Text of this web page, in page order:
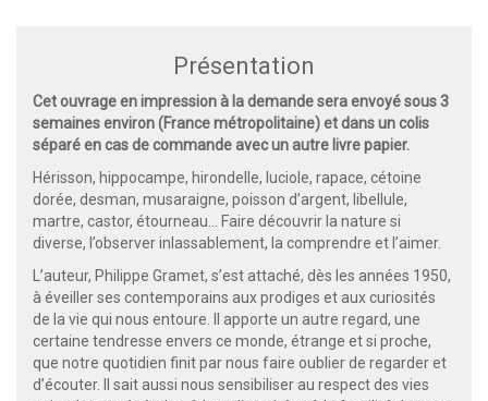
Présentation
Cet ouvrage en impression à la demande sera envoyé sous 3
semaines environ (France métropolitaine) et dans un colis
séparé en cas de commande avec un autre livre papier.
Hérisson, hippocampe, hirondelle, luciole, rapace, cétoine
dorée, desman, musaraigne, poisson d’argent, libellule,
martre, castor, étourneau... Faire découvrir la nature si
diverse, l’observer inlassablement, la comprendre et l’aimer.
L’auteur, Philippe Gramet, s’est attaché, dès les années 1950,
à éveiller ses contemporains aux prodiges et aux curiosités
de la vie qui nous entoure. Il apporte un autre regard, une
certaine tendresse envers ce monde, étrange et si proche,
que notre quotidien finit par nous faire oublier de regarder et
d’écouter. Il sait aussi nous sensibiliser au respect des vies